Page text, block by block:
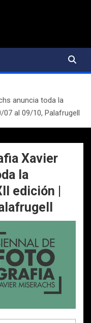
anuncia toda la
al 09/10, Palafrugell
Xavier
la
edición |